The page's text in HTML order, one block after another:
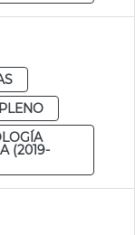
(2019-